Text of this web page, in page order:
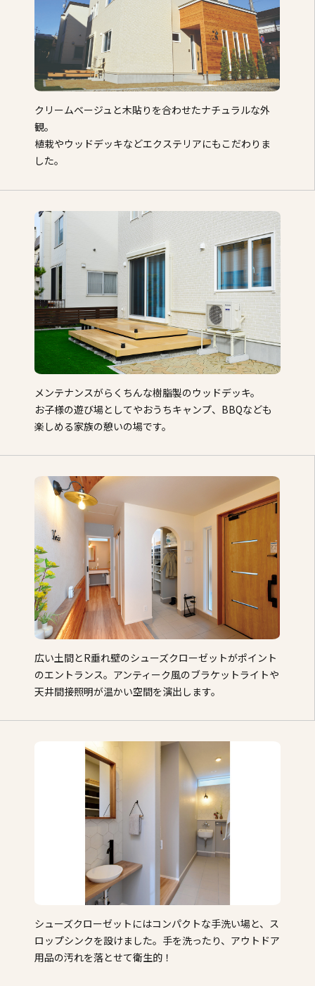
クリームベージュと木貼りを合わせたナチュラルな外
観。
植栽やウッドデッキなどエクステリアにもこだわりま
した。
メンテナンスがらくちんな樹脂製のウッドデッキ。
お子様の遊び場としてやおうちキャンプ、BBQなども
楽しめる家族の憩いの場です。
広い土間とR垂れ壁のシューズクローゼットがポイント
のエントランス。アンティーク風のブラケットライトや
天井間接照明が温かい空間を演出します。
シューズクローゼットにはコンパクトな手洗い場と、ス
ロップシンクを設けました。手を洗ったり、アウトドア
用品の汚れを落とせて衛生的！